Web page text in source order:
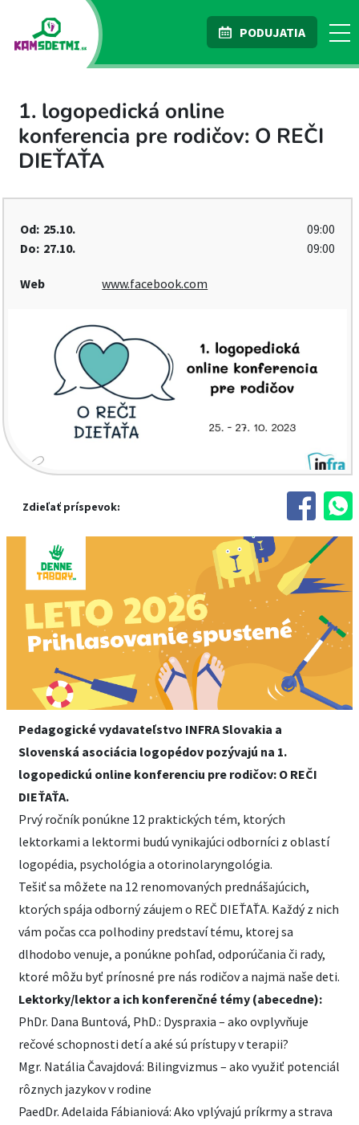
PODUJATIA
1. logopedická online
konferencia pre rodičov: O REČI
DIEŤAŤA
Od: 25.10.
09:00
Do: 27.10. 09:00
Web www.facebook.com
Zdieľať príspevok:
Pedagogické vydavateľstvo INFRA Slovakia a
Slovenská asociácia logopédov pozývajú na 1.
logopedickú online konferenciu pre rodičov: O REČI
DIEŤAŤA.
Prvý ročník ponúkne 12 praktických tém, ktorých
lektorkami a lektormi budú vynikajúci odborníci z oblastí
logopédia, psychológia a otorinolaryngológia.
Tešiť sa môžete na 12 renomovaných prednášajúcich,
ktorých spája odborný záujem o REČ DIEŤAŤA. Každý z nich
vám počas cca polhodiny predstaví tému, ktorej sa
dlhodobo venuje, a ponúkne pohľad, odporúčania či rady,
ktoré môžu byť prínosné pre nás rodičov a najmä naše deti.
Lektorky/lektor a ich konferenčné témy (abecedne):
PhDr. Dana Buntová, PhD.: Dyspraxia – ako ovplyvňuje
rečové schopnosti detí a aké sú prístupy v terapii?
Mgr. Natália Čavajdová: Bilingvizmus – ako využiť potenciál
rôznych jazykov v rodine
PaedDr. Adelaida Fábianiová: Ako vplývajú príkrmy a strava